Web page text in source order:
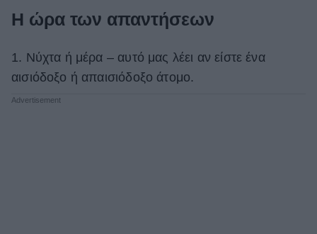
Η ώρα των απαντήσεων
1. Νύχτα ή μέρα – αυτό μας λέει αν είστε ένα
αισιόδοξο ή απαισιόδοξο άτομο.